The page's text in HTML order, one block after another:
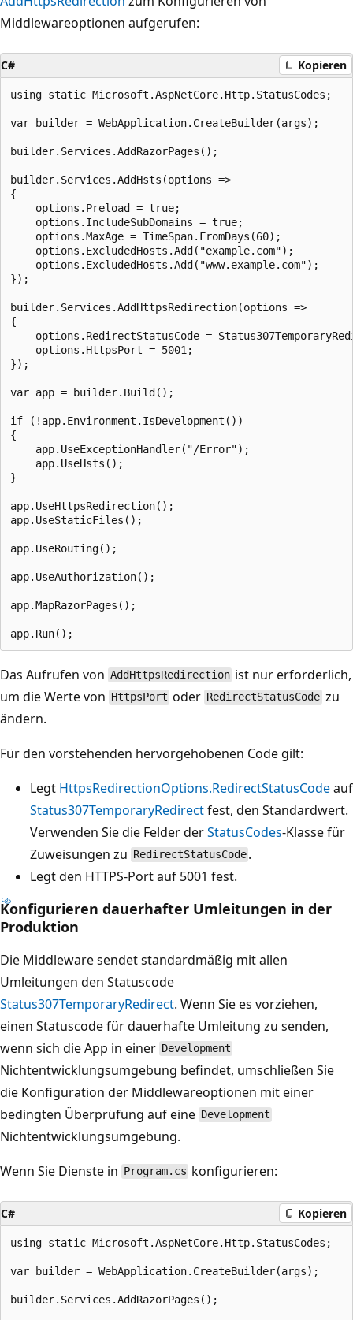
Middlewareoptionen aufgerufen:
C# Kopieren
using static Microsoft.AspNetCore.Http.StatusCodes;
var builder = WebApplication.CreateBuilder(args);
builder.Services.AddRazorPages();
builder.Services.AddHsts(options =>
{
    options.Preload = true;
    options.IncludeSubDomains = true;
    options.MaxAge = TimeSpan.FromDays(60);
    options.ExcludedHosts.Add("example.com");
    options.ExcludedHosts.Add("www.example.com");
});
builder.Services.AddHttpsRedirection(options =>
{
options.RedirectStatusCode =
    options.HttpsPort = 5001;
});
var app = builder.Build();
if (!app.Environment.IsDevelopment())
{
    app.UseExceptionHandler("/Error");
    app.UseHsts();
}
app.UseHttpsRedirection();
app.UseStaticFiles();
app.UseRouting();
app.UseAuthorization();
app.MapRazorPages();
Das Aufrufen von AddHttpsRedirection ist nur erforderlich,
um die Werte von HttpsPort oder RedirectStatusCode zu
ändern.
Für den vorstehenden hervorgehobenen Code gilt:
Legt HttpsRedirectionOptions.RedirectStatusCodeauf
Status307TemporaryRedirectfest, den Standardwert.
Verwenden Sie die Felder derStatusCodes-Klasse für
Zuweisungen zu RedirectStatusCode .
Legt den HTTPS-Port auf 5001 fest.
Konfigurieren dauerhafter Umleitungen in der
Produktion
Die Middleware sendet standardmäßig mit allen
Umleitungen den Statuscode
Status307TemporaryRedirect. Wenn Sie es vorziehen,
einen Statuscode für dauerhafte Umleitung zu senden,
wenn sich die App in einer Development
Nichtentwicklungsumgebung befindet, umschließen Sie
die Konfiguration der Middlewareoptionen mit einer
bedingten Überprüfung auf eine Development
Nichtentwicklungsumgebung.
Wenn Sie Dienste in Program.cs konfigurieren:
C# Kopieren
using static Microsoft.AspNetCore.Http.StatusCodes;
var builder = WebApplication.CreateBuilder(args);
builder.Services.AddRazorPages();